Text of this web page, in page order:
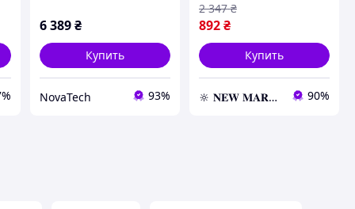
6 389 ₴
Купить
NovaTech 93%
892₴
2 347 ₴
Купить
🔆 𝐍𝐄𝐖 𝐌𝐀𝐑𝐊𝐄𝐓 🔆 – Продукция премиум-класса от официального представителя! 90%